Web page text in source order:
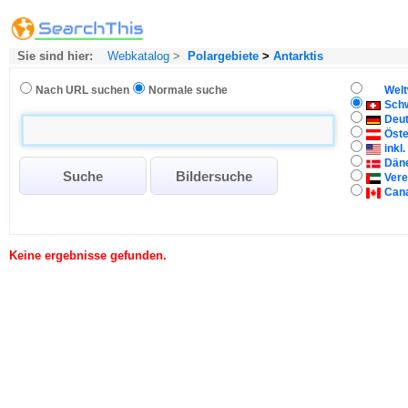
Sie sind hier: Webkatalog > Polargebiete > Antarktis
Nach URL suchen Normale suche
inkl.
Keine ergebnisse gefunden.